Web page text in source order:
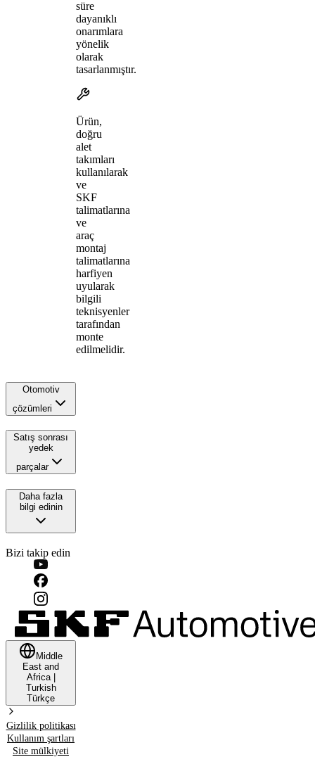
süre
dayanıklı
onarımlara
yönelik
olarak
tasarlanmıştır.
Ürün,
doğru
alet
takımları
kullanılarak
ve
SKF
talimatlarına
ve
araç
montaj
talimatlarına
harfiyen
uyularak
bilgili
teknisyenler
tarafından
monte
edilmelidir.
Otomotiv
çözümleri
Satış sonrası
yedek
parçalar
Daha fazla
bilgi edinin
Bizi takip edin
Middle
East and
Africa|
Turkish
Türkçe
Gizlilik politikası
Kullanım şartları
Site mülkiyeti